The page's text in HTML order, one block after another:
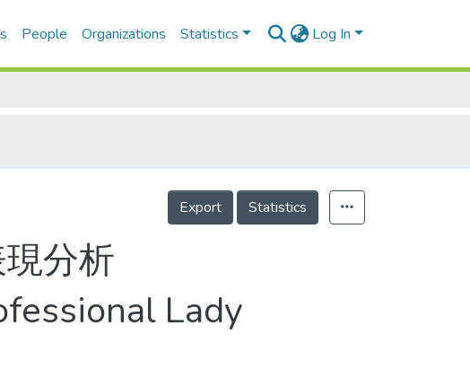
People Organizations Statistics Log In
Export Statistics
分析
Lady